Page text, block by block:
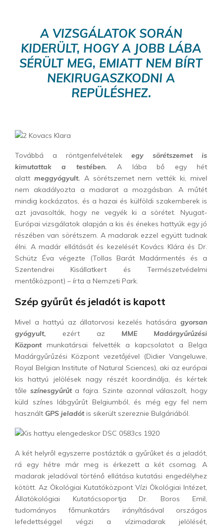
A VIZSGÁLATOK SORÁN
KIDERÜLT, HOGY A JOBB LÁBA
SÉRÜLT MEG, EMIATT NEM BÍRT
NEKIRUGASZKODNI A
REPÜLÉSHEZ.
Továbbá a röntgenfelvételek egy sörétszemet is
kimutattak a testében.
A lába bő egy hét
alatt meggyógyult. A sörétszemet nem vették ki, mivel
nem akadályozta a madarat a mozgásban. A műtét
mindig kockázatos, és a hazai és külföldi szakemberek is
azt javasolták, hogy ne vegyék ki a sörétet. Nyugat-
Európai vizsgálatok alapján a kis és énekes hattyúk egy jó
részében van sörétszem. A madarak ezzel együtt tudnak
élni. A madár ellátását és kezelését Kovács Klára és Dr.
Schütz Éva végezte (Tollas Barát Madármentés és a
Szentendrei Kisállatkert és Természetvédelmi
mentőközpont) – írta a Nemzeti Park.
Szép gyűrűt és jeladót is kapott
Mivel a hattyú az állatorvosi kezelés hatására gyorsan
gyógyult, ezért az MME Madárgyűrűzési
Központmunkatársai felvették a kapcsolatot a Belga
Madárgyűrűzési Központ vezetőjével (Didier Vangeluwe,
Royal Belgian Institute of Natural Sciences), aki az európai
kis hattyú jelölések nagy részét koordinálja, és kértek
tőle színesgyűrűt a fajra. Szinte azonnal válaszolt, hogy
küld színes lábgyűrűt Belgiumból, és még egy fel nem
használt GPS jeladótis sikerült szereznie Bulgáriából.
A két helyről egyszerre postázták a gyűrűket és a jeladót,
rá egy hétre már meg is érkezett a két csomag. A
madarak jeladóval történő ellátása kutatási engedélyhez
kötött. Az Ökológiai Kutatóközpont Vízi Ökológiai Intézet,
Állatökológiai Kutatócsoportja Dr. Boros Emil,
tudományos főmunkatárs irányításával országos
lefedettséggel végzi a vízimadarak jelölését,